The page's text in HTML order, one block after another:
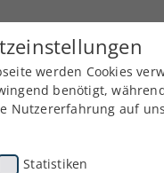
KTV Referate
werden Cookies
benötigt,
Nutzererfahrung auf
Statistiken